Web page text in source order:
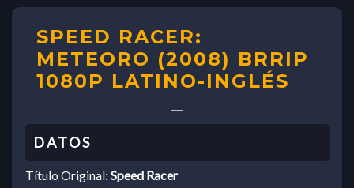
SPEED RACER:
METEORO (2008) BRRIP
1080P LATINO-INGLÉS
Título Original: Speed Racer